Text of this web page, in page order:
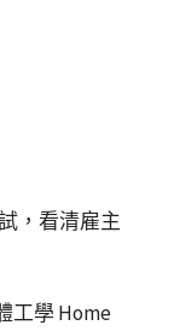
，看清雇主
工學 Home